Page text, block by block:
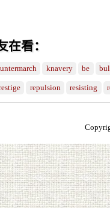
在看：
knavery be
repulsion resisting